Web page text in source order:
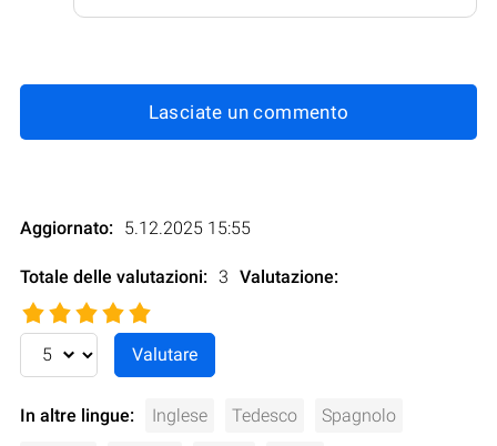
Lasciate un commento
Aggiornato: 5.12.2025 15:55
Totale delle valutazioni: 3 Valutazione:
In altre lingue: Inglese Tedesco Spagnolo